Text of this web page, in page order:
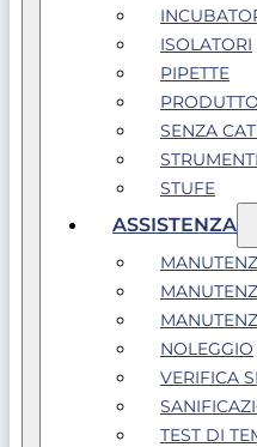
ISOLATORI
PIPETTE
SENZA
STUFE
ASSISTENZA
NOLEGGIO
VERIFICA
TEST DI